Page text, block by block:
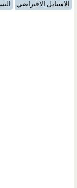
الاستايل الافتراضي